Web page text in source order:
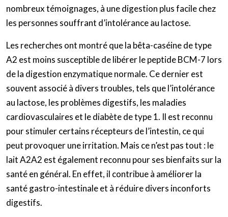
nombreux témoignages, à une digestion plus facile chez
les personnes souffrant d’intolérance au lactose.
Les recherches ont montré que la bêta-caséine de type
A2 est moins susceptible de libérer le peptide BCM-7 lors
de la digestion enzymatique normale. Ce dernier est
souvent associé à divers troubles, tels que l’intolérance
au lactose, les problèmes digestifs, les maladies
cardiovasculaires et le diabète de type 1. Il est reconnu
pour stimuler certains récepteurs de l’intestin, ce qui
peut provoquer une irritation. Mais ce n’est pas tout : le
lait A2A2 est également reconnu pour ses bienfaits sur la
santé en général. En effet, il contribue à améliorer la
santé gastro-intestinale et à réduire divers inconforts
digestifs.